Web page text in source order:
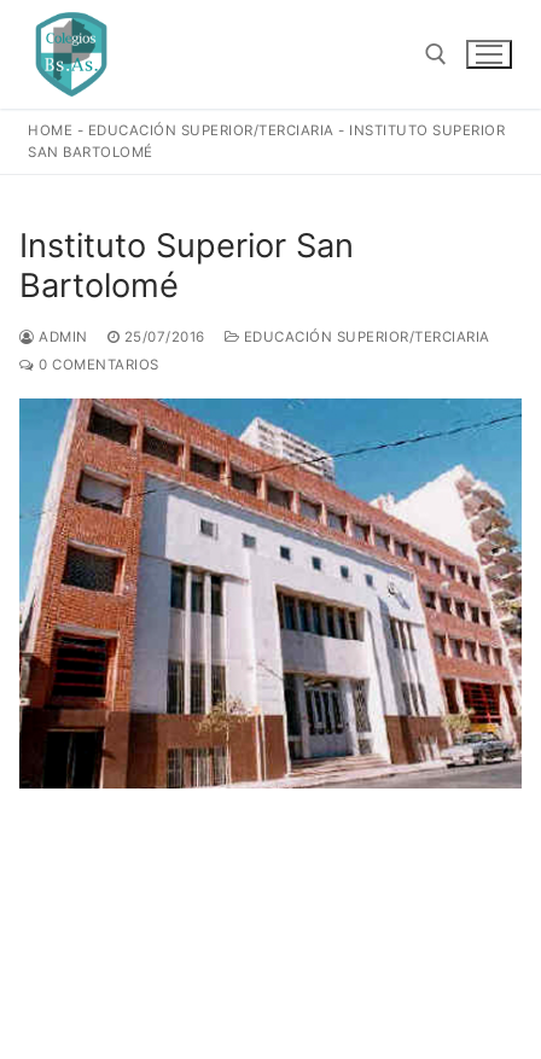
contenido
HOME - EDUCACIÓN SUPERIOR/TERCIARIA - INSTITUTO SUPERIOR
SAN BARTOLOMÉ
Instituto Superior San
Bartolomé
ADMIN 25/07/2016
EDUCACIÓN SUPERIOR/TERCIARIA
0 COMENTARIOS